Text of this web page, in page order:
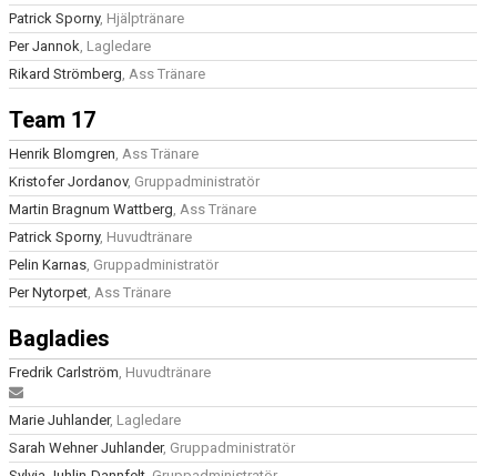
Patrick Sporny, Hjälptränare
Per Jannok, Lagledare
Rikard Strömberg, Ass Tränare
Team 17
Henrik Blomgren, Ass Tränare
Kristofer Jordanov, Gruppadministratör
Martin Bragnum Wattberg, Ass Tränare
Patrick Sporny, Huvudtränare
Pelin Karnas, Gruppadministratör
Per Nytorpet, Ass Tränare
Bagladies
Fredrik Carlström, Huvudtränare
Marie Juhlander, Lagledare
Sarah Wehner Juhlander, Gruppadministratör